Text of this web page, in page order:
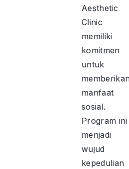
Aesthetic
Clinic
memiliki
komitmen
untuk
manfaat
sosial.
Program ini
menjadi
wujud
kepedulian